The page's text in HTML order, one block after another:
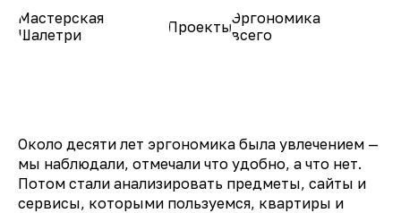
Мастерская
Шалетри
ПроектыЭргономика
всего
Около десяти лет эргономика была увлечением —
мы наблюдали, отмечали что удобно, а что нет.
Потом стали анализировать предметы, сайты и
сервисы, которыми пользуемся, квартиры и